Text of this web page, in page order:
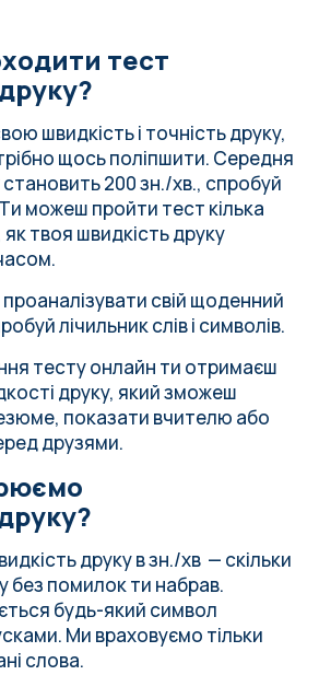
тест
швидкість і точність друку,
щось поліпшити. Середня
становить 200 зн./хв., спробуй
можеш пройти тест кілька
як твоя швидкість друку
свій щоденний
лічильник слів і символів.
тесту онлайн ти отримаєш
друку, який зможеш
показати вчителю або
друзями.
друку в зн./хв — скільки
без помилок ти набрав.
будь-який символ
Ми враховуємо тільки
слова.